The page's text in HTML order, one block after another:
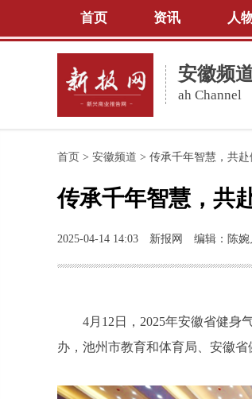
首页 资讯 人
安徽频
ah Channel
首页 > 安徽频道 > 传承千年智慧，共
传承千年智慧，共
2025-04-14 14:03 新报网 编辑：陈婉
4月12日，2025年安徽省健身
办，池州市教育和体育局、安徽省